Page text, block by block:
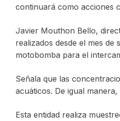
continuará como acciones
Javier Mouthon Bello,
realizados desde el mes
motobomba para el
Señala que las
acuáticos. De igual
Esta entidad realiza